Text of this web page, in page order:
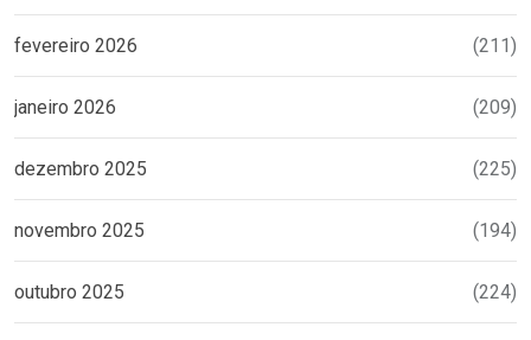
fevereiro 2026 (211)
janeiro 2026 (209)
dezembro 2025 (225)
novembro 2025 (194)
outubro 2025 (224)